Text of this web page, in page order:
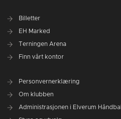
EH Marked
Terningen Arena
Finn vårt kontor
Om klubben
Administrasjonen i Elverum Håndball
Styre og utvalg